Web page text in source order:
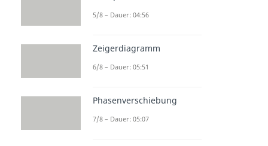
5/8 – Dauer: 04:56
Zeigerdiagramm
6/8 – Dauer: 05:51
Phasenverschiebung
7/8 – Dauer: 05:07